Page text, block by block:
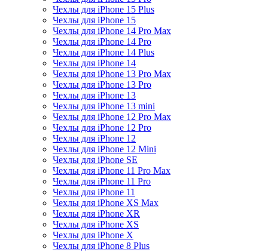
Чехлы для iPhone 15 Plus
Чехлы для iPhone 15
Чехлы для iPhone 14 Pro Max
Чехлы для iPhone 14 Pro
Чехлы для iPhone 14 Plus
Чехлы для iPhone 14
Чехлы для iPhone 13 Pro Max
Чехлы для iPhone 13 Pro
Чехлы для iPhone 13
Чехлы для iPhone 13 mini
Чехлы для iPhone 12 Pro Max
Чехлы для iPhone 12 Pro
Чехлы для iPhone 12
Чехлы для iPhone 12 Mini
Чехлы для iPhone SE
Чехлы для iPhone 11 Pro Max
Чехлы для iPhone 11 Pro
Чехлы для iPhone 11
Чехлы для iPhone XS Max
Чехлы для iPhone XR
Чехлы для iPhone XS
Чехлы для iPhone X
Чехлы для iPhone 8 Plus